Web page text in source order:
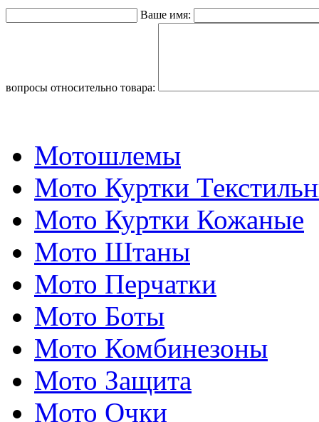
Ваше имя:
вопросы относительно товара:
Мотошлемы
Мото Куртки
Мото Куртки Кожаные
Мото Штаны
Мото Перчатки
Мото Боты
Мото Комбинезоны
Мото Защита
Мото Очки